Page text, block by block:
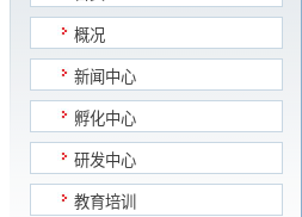
概况
新闻中心
孵化中心
研发中心
教育培训